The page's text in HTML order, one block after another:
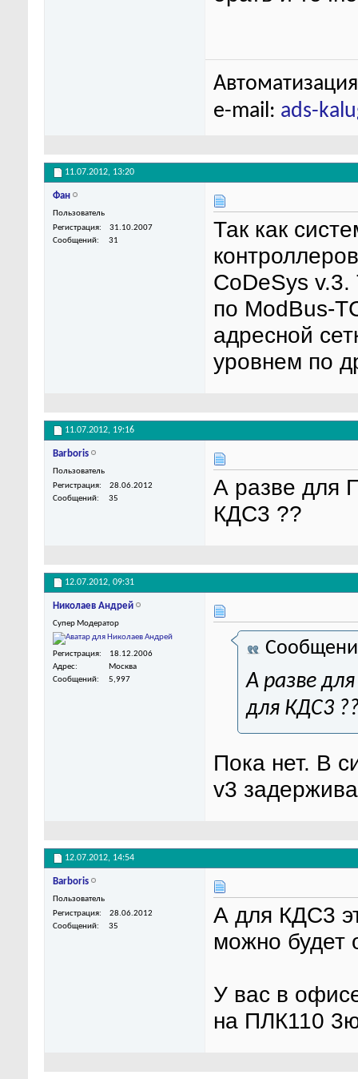
e-mail: ads-
11.07.2012, 13:20
Фан
Пользователь
Регистрация
31.10.2007
Сообщений
31
Так как
CoDeSys
по ModBus-
адресной
уровнем по
11.07.2012, 19:16
Barboris
Пользователь
Регистрация
28.06.2012
Сообщений
35
А разве для
КДС3 ??
12.07.2012, 09:31
Николаев Андрей
Супер Модератор
Регистрация
18.12.2006
Адрес
Москва
Сообщений
5,997
А разве
для КДС3
Пока нет. В
v3
12.07.2012, 14:54
Barboris
Пользователь
Регистрация
28.06.2012
Сообщений
35
А для КДС3
можно будет
У вас в
на ПЛК110